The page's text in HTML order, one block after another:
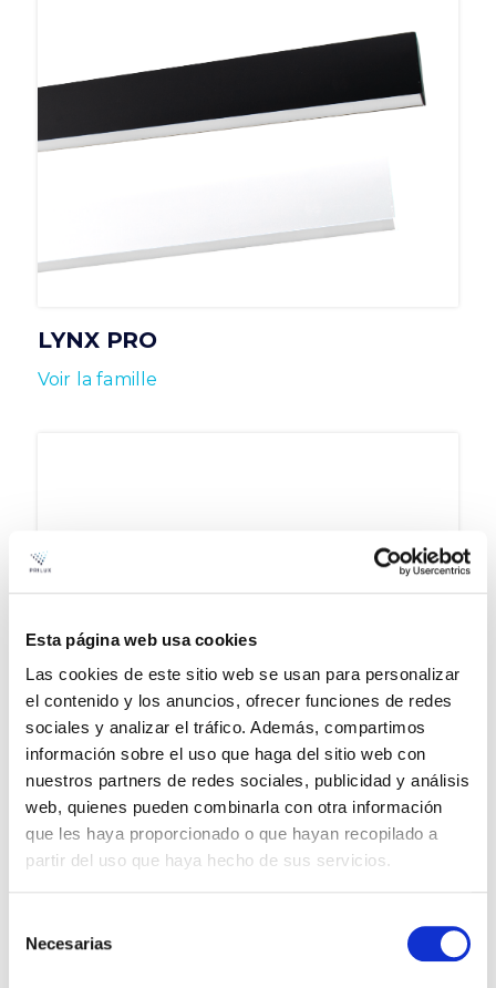
Esta página web usa cookies
Las cookies de este sitio web se usan para personalizar
el contenido y los anuncios, ofrecer funciones de redes
sociales y analizar el tráfico. Además, compartimos
información sobre el uso que haga del sitio web con
nuestros partners de redes sociales, publicidad y análisis
web, quienes pueden combinarla con otra información
que les haya proporcionado o que hayan recopilado a
partir del uso que haya hecho de sus servicios.
Necesarias
LYNX PRO
Voir la famille
SLIMLINE LED AVANT
Voir la famille